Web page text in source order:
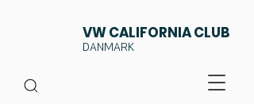
VW CALIFORNIA CLUB
DANMARK